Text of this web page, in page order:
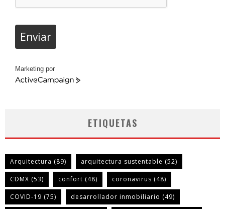
Enviar
Marketing por
ActiveCampaign
ETIQUETAS
Arquitectura (89) arquitectura sustentable (52)
CDMX (53) confort (48) coronavirus (48)
COVID-19 (75) desarrollador inmobiliario (49)